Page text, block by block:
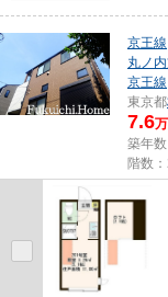
京王線
丸ノ
京王線
東京都
7.6
築年
階数